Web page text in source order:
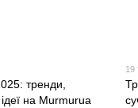
тренди,
на Murmurua
19